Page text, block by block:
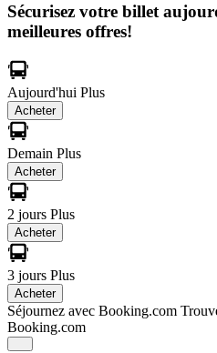
Sécurisez votre billet
meilleures offres!
Aujourd'hui Plus
Acheter
Demain Plus
Acheter
2 jours Plus
Acheter
3 jours Plus
Acheter
Séjournez avec Booking.com
Booking.com